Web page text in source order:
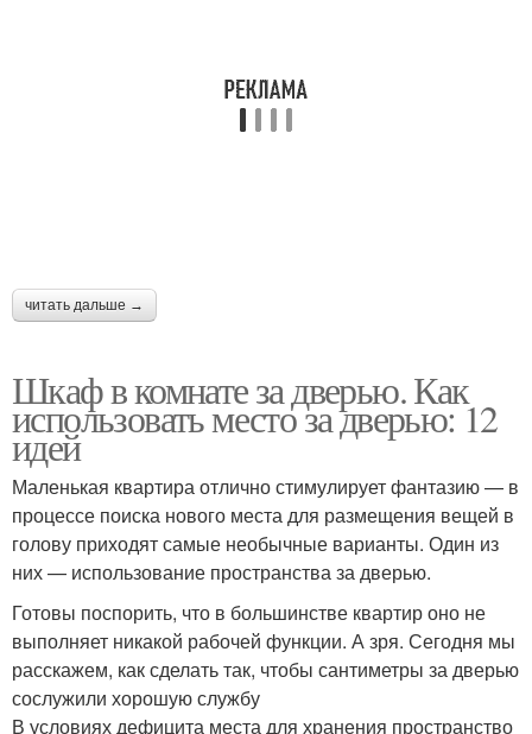
читать дальше →
Шкаф в комнате за дверью. Как
использовать место за дверью: 12
идей
Маленькая квартира отлично стимулирует фантазию — в
процессе поиска нового места для размещения вещей в
голову приходят самые необычные варианты. Один из
них — использование пространства за дверью.
Готовы поспорить, что в большинстве квартир оно не
выполняет никакой рабочей функции. А зря. Сегодня мы
расскажем, как сделать так, чтобы сантиметры за дверью
сослужили хорошую службу
В условиях дефицита места для хранения пространство